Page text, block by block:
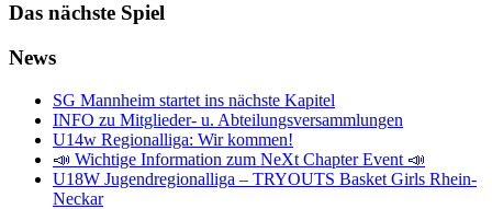
Das nächste Spiel
News
SG Mannheim startet ins nächste Kapitel
INFO zu Mitglieder- u. Abteilungsversammlungen
U14w Regionalliga: Wir kommen!
📣 Wichtige Information zum NeXt Chapter Event 📣
U18W Jugendregionalliga – TRYOUTS Basket Girls Rhein-
Neckar